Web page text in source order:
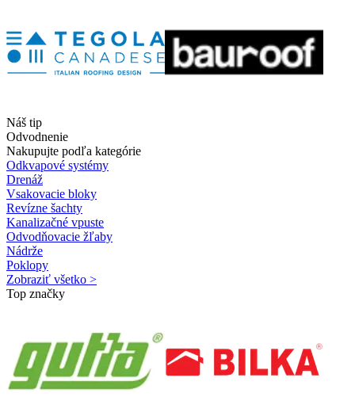
Náš tip
Odvodnenie
Nakupujte podľa kategórie
Odkvapové systémy
Drenáž
Vsakovacie bloky
Revízne šachty
Kanalizačné vpuste
Odvodňovacie žľaby
Nádrže
Poklopy
Zobraziť všetko >
Top značky